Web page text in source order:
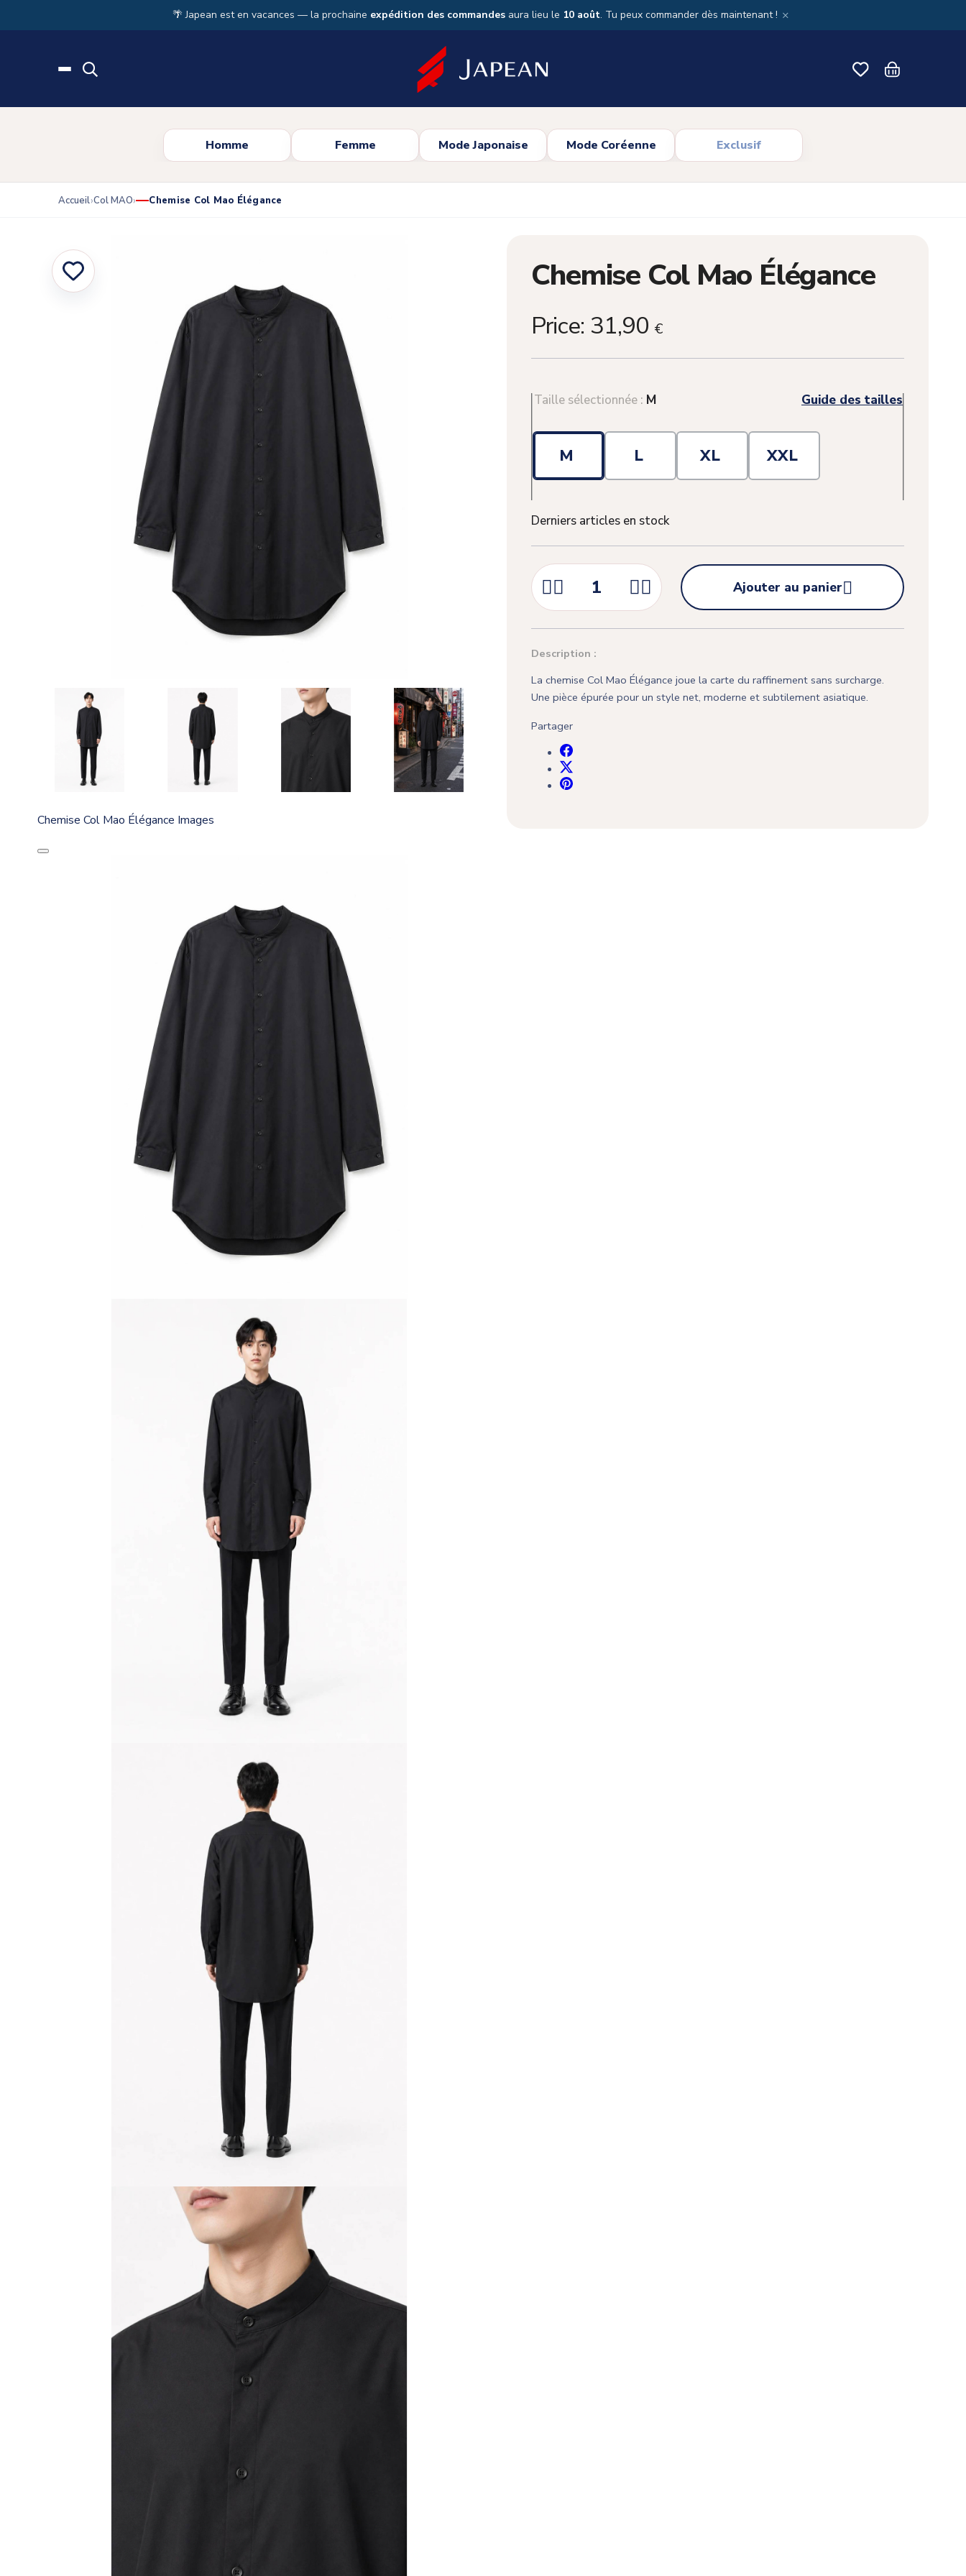
🌴 Japean est en vacances — la prochaine expédition des commandes aura lieu le 10 août. Tu peux commander dès maintenant ! ×
Homme Femme Mode Japonaise Mode Coréenne Exclusif
Accueil Col MAO Chemise Col Mao Élégance
Chemise Col Mao Élégance Images
Chemise Col Mao Élégance
Price: 31,90 €
Taille sélectionnée : M Guide des tailles
M L XL XXL
Derniers articles en stock
  
Ajouter au panier
Description :
La chemise Col Mao Élégance joue la carte du raffinement sans surcharge.
Une pièce épurée pour un style net, moderne et subtilement asiatique.
Partager